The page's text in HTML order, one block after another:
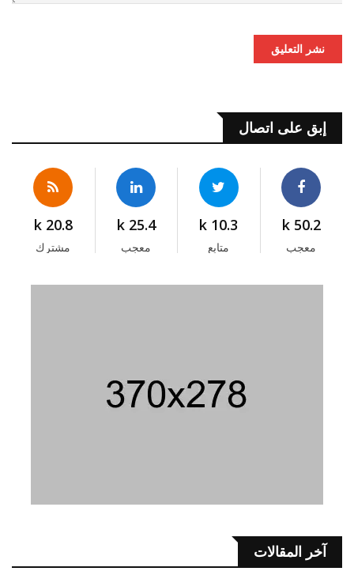
نشر التعليق
إبق على اتصال
50.2 k
معجب
10.3 k
متابع
25.4 k
معجب
20.8 k
مشترك
آخر المقالات